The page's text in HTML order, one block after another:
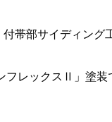
部サイディング
フレックスⅡ」塗装